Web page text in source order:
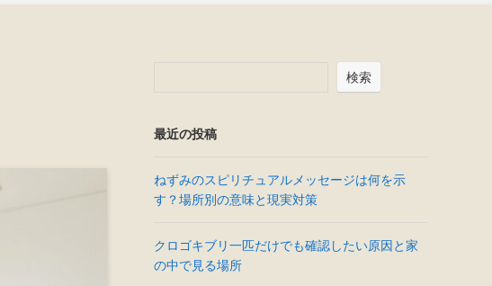
検索
最近の投稿
ねずみのスピリチュアルメッセージは何を示
す？場所別の意味と現実対策
クロゴキブリ一匹だけでも確認したい原因と家
の中で見る場所